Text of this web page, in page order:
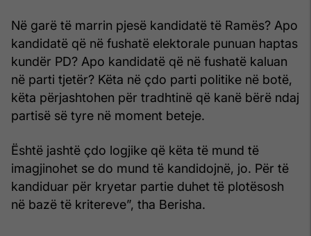
Në garë të marrin pjesë kandidatë të Ramës? Apo
kandidatë që në fushatë elektorale punuan haptas
kundër PD? Apo kandidatë që në fushatë kaluan
në parti tjetër? Këta në çdo parti politike në botë,
këta përjashtohen për tradhtinë që kanë bërë ndaj
partisë së tyre në moment beteje.
Është jashtë çdo logjike që këta të mund të
imagjinohet se do mund të kandidojnë, jo. Për të
kandiduar për kryetar partie duhet të plotësosh
në bazë të kritereve”, tha Berisha.